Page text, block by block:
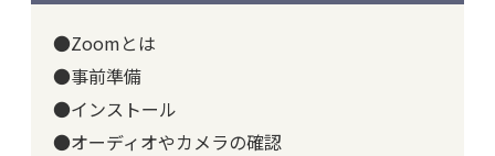
●Zoomとは
●事前準備
●インストール
●オーディオやカメラの確認